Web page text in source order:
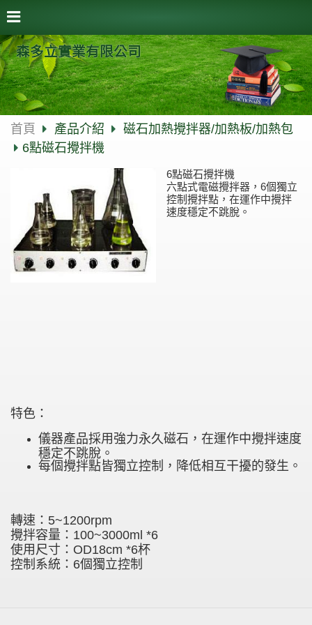
森多立實業有限公司
首頁 產品介紹
磁石加熱攪拌器/加熱板/加熱包
6點磁石攪拌機
6點磁石攪拌機
六點式電磁攪拌器，6個獨立
控制攪拌點，在運作中攪拌
速度穩定不跳脫。
特色：
儀器產品採用強力永久磁石，在運作中攪拌速度
穩定不跳脫。
每個攪拌點皆獨立控制，降低相互干擾的發生。
轉速：5~1200rpm
攪拌容量：100~3000ml *6
使用尺寸：OD18cm *6杯
控制系統： 6個獨立控制